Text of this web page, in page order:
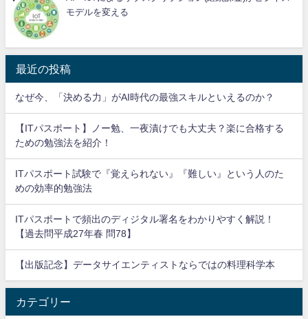
モデルを変える
最近の投稿
なぜ今、「決める力」がAI時代の最強スキルといえるのか？
【ITパスポート】ノー勉、一夜漬けでも大丈夫？楽に合格する
ための勉強法を紹介！
ITパスポート試験で『覚えられない』『難しい』という人のた
めの効率的勉強法
ITパスポートで頻出のディジタル署名をわかりやすく解説！
【過去問平成27年春 問78】
【出版記念】データサイエンティストならではの料理科学本
カテゴリー